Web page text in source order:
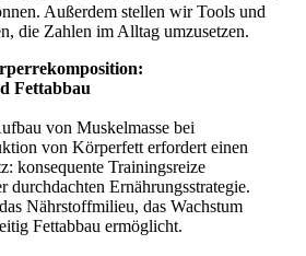
Außerdem stellen wir Tools und
die Zahlen im Alltag umzusetzen.
Fettabbau
von Muskelmasse bei
von Körperfett erfordert einen
konsequente Trainingsreize
durchdachten Ernährungsstrategie.
Nährstoffmilieu, das Wachstum
Fettabbau ermöglicht.